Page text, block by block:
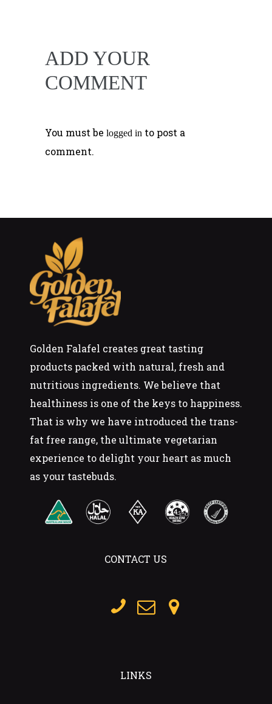
ADD YOUR
COMMENT
You must be logged in to post a
comment.
Golden Falafel creates great tasting
products packed with natural, fresh and
nutritious ingredients. We believe that
healthiness is one of the keys to happiness.
That is why we have introduced the trans-
fat free range, the ultimate vegetarian
experience to delight your heart as much
as your tastebuds.
CONTACT US
LINKS